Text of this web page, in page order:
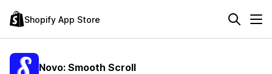
Shopify App Store
Novo: Smooth Scroll